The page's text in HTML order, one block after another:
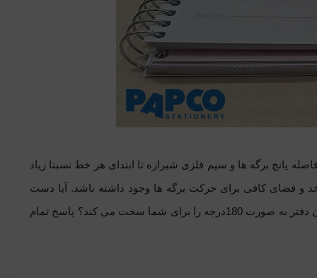
پانچ برگه ها و سیم فلزی شیرازه تا ابتدای هر خط نسبتا زیاد
و فضای کافی برای حرکت برگه ها وجود داشته باشد. آیا دست
شما هنگام نوشتن اذیت می شود؟ آیا قسمت ابتدایی و انتهایی سیم شیرازه، باز کردن دفتر به صورت 180درجه را برای شما سخت می کند؟ پاسخ تمام